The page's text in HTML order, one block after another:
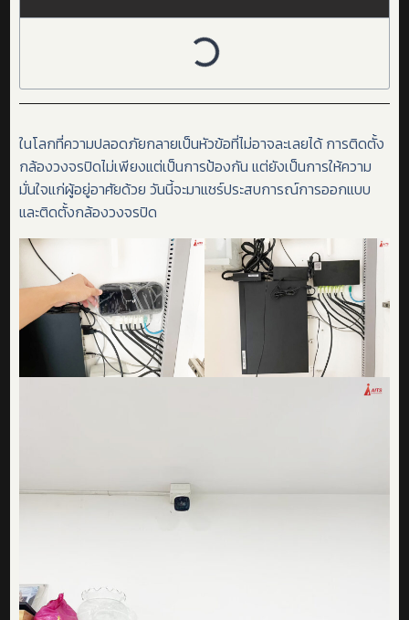
ในโลกที่ความปลอดภัยกลายเป็นหัวข้อที่ไม่อาจละเลยได้ การติดตั้ง
กล้องวงจรปิดไม่เพียงแต่เป็นการป้องกัน แต่ยังเป็นการให้ความ
มั่นใจแก่ผู้อยู่อาศัยด้วย วันนี้จะมาแชร์ประสบการณ์การออกแบบ
และติดตั้งกล้องวงจรปิด